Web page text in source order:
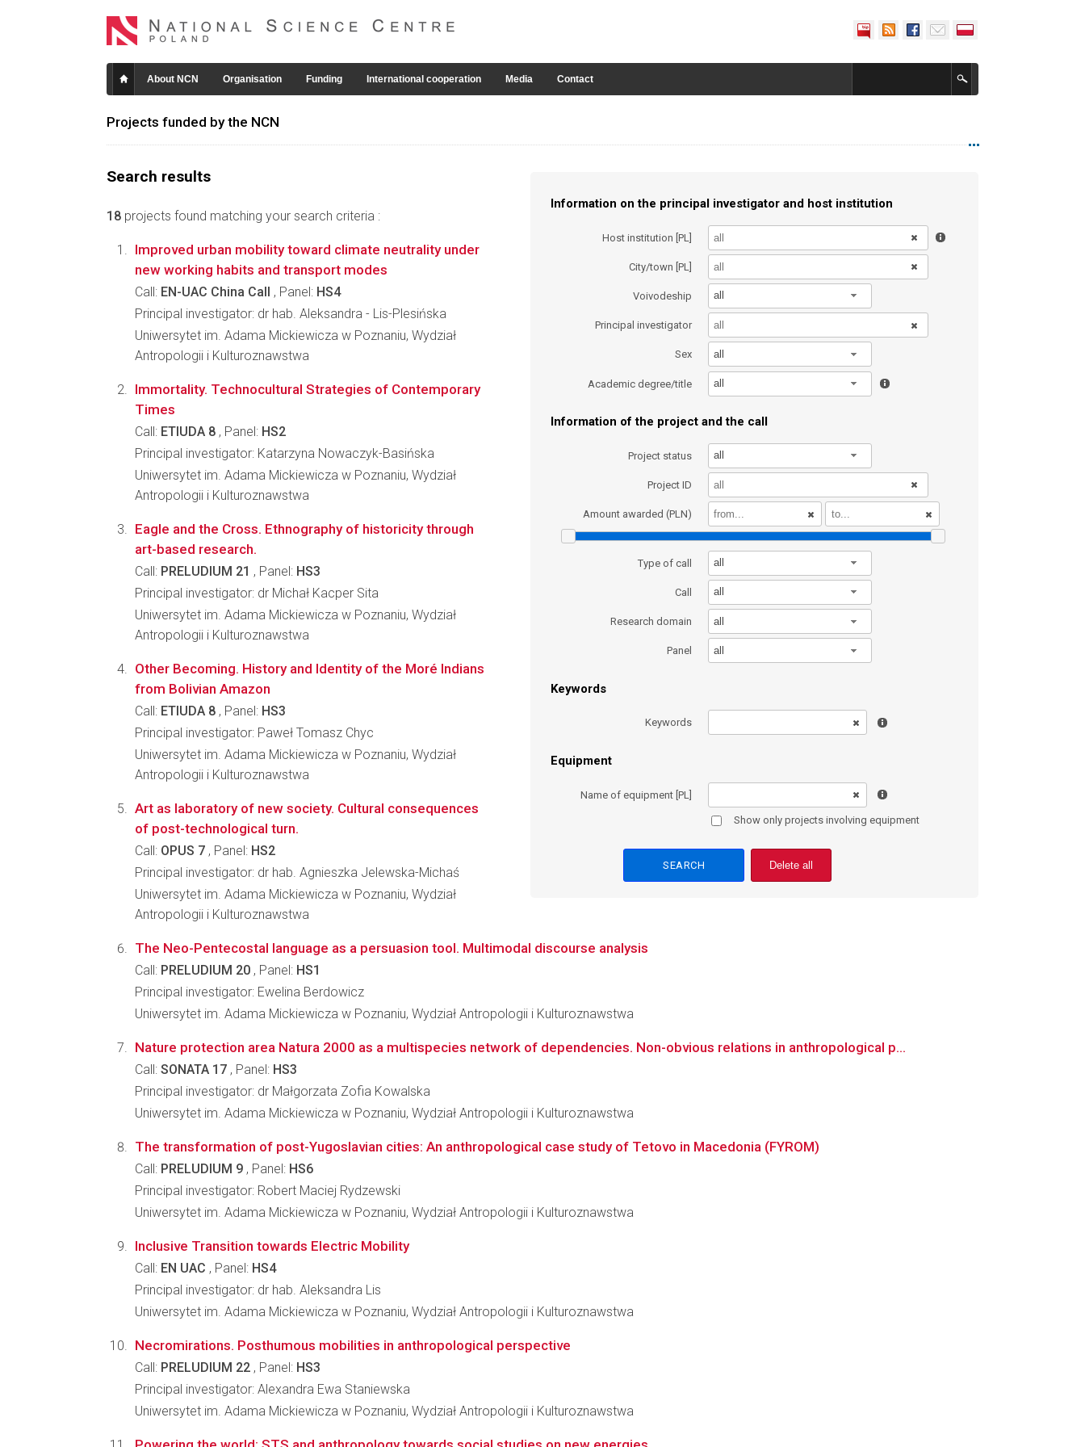
About NCN Organisation Funding International cooperation Media Contact
Projects funded by the NCN
Search results
18 projects found matching your search criteria :
Information on the principal investigator and host institution
Host institution [PL]
City/town [PL]
Voivodeship all
Principal investigator
Sex all
Academic degree/title all
Information of the project and the call
Project status all
Project ID
Amount awarded (PLN)
Type of call all
Call all
Research domain all
Panel all
Keywords
Keywords
Equipment
Name of equipment [PL]
Show only projects involving equipment
Delete all
Improved urban mobility toward climate neutrality under
new working habits and transport modes
Call: EN-UAC China Call , Panel: HS4
Principal investigator: dr hab. Aleksandra - Lis-Plesińska
Uniwersytet im. Adama Mickiewicza w Poznaniu, Wydział
Antropologii i Kulturoznawstwa
Immortality. Technocultural Strategies of Contemporary
Times
Call: ETIUDA 8 , Panel: HS2
Principal investigator: Katarzyna Nowaczyk-Basińska
Uniwersytet im. Adama Mickiewicza w Poznaniu, Wydział
Antropologii i Kulturoznawstwa
Eagle and the Cross. Ethnography of historicity through
art-based research.
Call: PRELUDIUM 21 , Panel: HS3
Principal investigator: dr Michał Kacper Sita
Uniwersytet im. Adama Mickiewicza w Poznaniu, Wydział
Antropologii i Kulturoznawstwa
Other Becoming. History and Identity of the Moré Indians
from Bolivian Amazon
Call: ETIUDA 8 , Panel: HS3
Principal investigator: Paweł Tomasz Chyc
Uniwersytet im. Adama Mickiewicza w Poznaniu, Wydział
Antropologii i Kulturoznawstwa
Art as laboratory of new society. Cultural consequences
of post-technological turn.
Call: OPUS 7 , Panel: HS2
Principal investigator: dr hab. Agnieszka Jelewska-Michaś
Uniwersytet im. Adama Mickiewicza w Poznaniu, Wydział
Antropologii i Kulturoznawstwa
The Neo-Pentecostal language as a persuasion tool. Multimodal discourse analysis
Call: PRELUDIUM 20 , Panel: HS1
Principal investigator: Ewelina Berdowicz
Uniwersytet im. Adama Mickiewicza w Poznaniu, Wydział Antropologii i Kulturoznawstwa
Nature protection area Natura 2000 as a multispecies network of dependencies. Non-obvious relations in anthropological p...
Call: SONATA 17 , Panel: HS3
Principal investigator: dr Małgorzata Zofia Kowalska
Uniwersytet im. Adama Mickiewicza w Poznaniu, Wydział Antropologii i Kulturoznawstwa
The transformation of post-Yugoslavian cities: An anthropological case study of Tetovo in Macedonia (FYROM)
Call: PRELUDIUM 9 , Panel: HS6
Principal investigator: Robert Maciej Rydzewski
Uniwersytet im. Adama Mickiewicza w Poznaniu, Wydział Antropologii i Kulturoznawstwa
Inclusive Transition towards Electric Mobility
Call: EN UAC , Panel: HS4
Principal investigator: dr hab. Aleksandra Lis
Uniwersytet im. Adama Mickiewicza w Poznaniu, Wydział Antropologii i Kulturoznawstwa
Necromirations. Posthumous mobilities in anthropological perspective
Call: PRELUDIUM 22 , Panel: HS3
Principal investigator: Alexandra Ewa Staniewska
Uniwersytet im. Adama Mickiewicza w Poznaniu, Wydział Antropologii i Kulturoznawstwa